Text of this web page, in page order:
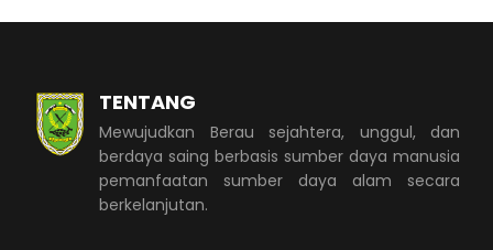
TENTANG
Mewujudkan Berau sejahtera, unggul, dan
berdaya saing berbasis sumber daya manusia
pemanfaatan sumber daya alam secara
berkelanjutan.